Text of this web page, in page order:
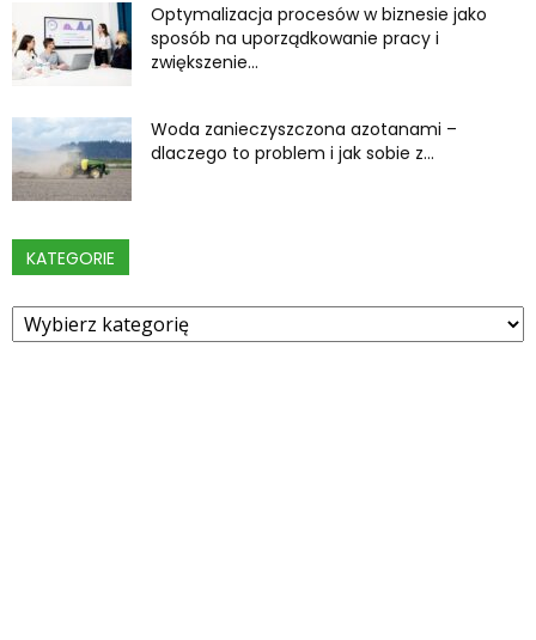
Optymalizacja procesów w biznesie jako
sposób na uporządkowanie pracy i
zwiększenie...
Woda zanieczyszczona azotanami –
dlaczego to problem i jak sobie z...
KATEGORIE
Kategorie